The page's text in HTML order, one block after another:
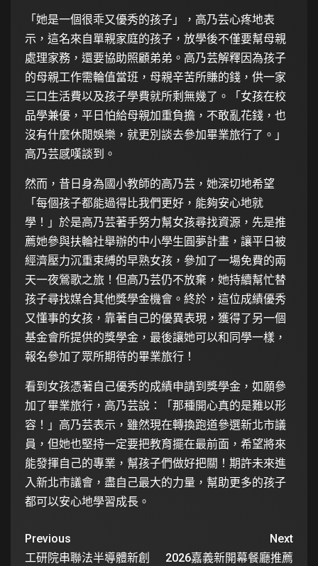
「她是一個很乖又優秀的孩子」，高乃芸心疼地表
示，這名來自單親家庭的孩子，放學後不僅要幫母親
處理家務，還要協助照顧弟弟。高乃芸解釋因為孩子
的母親工作需輪值當班，母親辛苦所賺的錢，供一家
三口生活費以及孩子學費就所剩無幾了。「女孩在校
品學兼優，平日怕給母親加重負擔，不敢亂花錢，也
沒有什麼休閒娛樂，就更別談去參加畢業旅行了。」
高乃芸感嘆談到。
然而，昔日身為國小教師的高乃芸，她深切地希望
「每個孩子都能過得比我們更好，能夠安心地就
學！」於是高乃芸著手努力幫女孩尋找資源，先是推
薦她參與扶輪社舉辦的中小學生圓夢計畫，讓平日被
經濟壓力沉重束縛的早熟女孩，參加了一場免費的兩
天一夜鶯歌之旅！但高乃芸仍不放棄，她持續幫忙替
孩子尋找媒合其他獎學金機會。終於，這位成績優秀
又懂事的女孩，靠著自己的優異表現，獲得了另一個
基金會所提供的獎學金，最後讓她可以和同學一樣，
報名參加了眾所期待的畢業旅行！
看到女孩憑著自己優秀的成績申請到獎學金，如願參
加了畢業旅行，高乃芸說：「那種開心真的是難以形
容！」高乃芸表示，雖然現在轉換跑道參選新北市議
員，但她也堅持一定要把教育擺在最前面，希望將來
能發揮自己的專業，幫孩子們做好把關！期許未來進
入新北市議會，盡自己最大的力量，幫助更多的孩子
都可以安心地學習成長。
Previous
工研院串聯法半導體新創
Next
2026嘉義新開幕餐廳推薦